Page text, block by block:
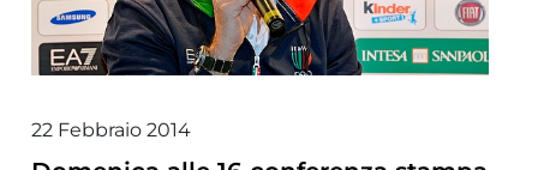
22 Febbraio 2014